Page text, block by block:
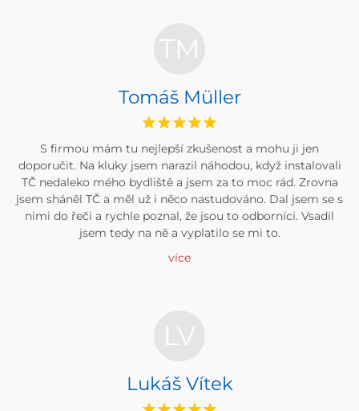
TM
Tomáš Müller
S firmou mám tu nejlepší zkušenost a mohu ji jen
doporučit. Na kluky jsem narazil náhodou, když instalovali
TČ nedaleko mého bydliště a jsem za to moc rád. Zrovna
jsem sháněl TČ a měl už i něco nastudováno. Dal jsem se s
nimi do řeči a rychle poznal, že jsou to odborníci. Vsadil
jsem tedy na ně a vyplatilo se mi to.
více
LV
Lukáš Vítek